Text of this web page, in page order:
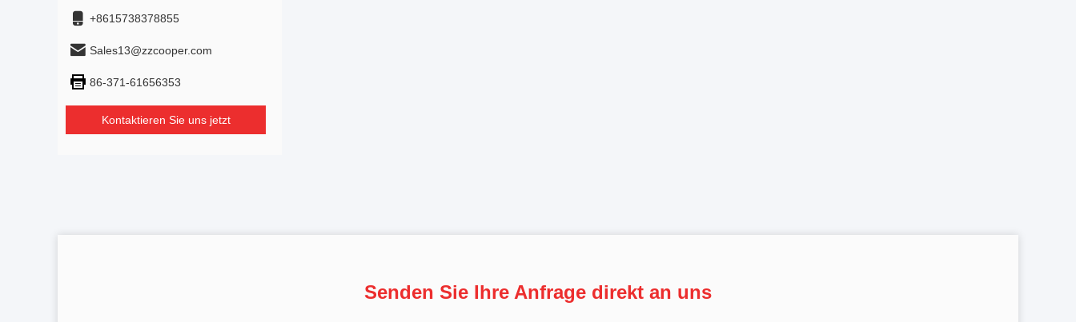
+8615738378855
Sales13@zzcooper.com
86-371-61656353
Kontaktieren Sie uns jetzt
Senden Sie Ihre Anfrage direkt an uns